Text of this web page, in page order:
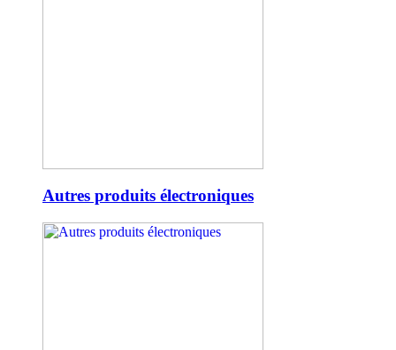
Autres produits électroniques